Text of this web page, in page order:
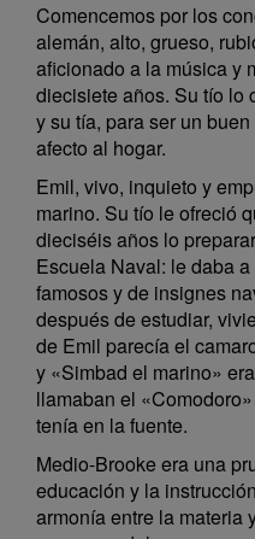
Comencemos por los
alemán, alto, grueso,
aficionado a la música y
diecisiete años. Su tío lo
y su tía, para ser un
afecto al hogar.
Emil, vivo, inquieto y
marino. Su tío le ofreció
dieciséis años lo
Escuela Naval: le daba
famosos y de insignes
después de estudiar,
de Emil parecía el
y «Simbad el marino»
llamaban el
tenía en la fuente.
Medio-Brooke era una
educación y la
armonía entre la materia